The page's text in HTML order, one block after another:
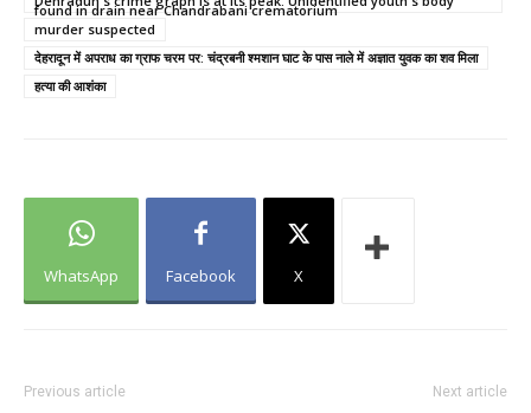
found in drain near Chandrabani crematorium
murder suspected
देहरादून में अपराध का ग्राफ चरम पर: चंद्रबनी श्मशान घाट के पास नाले में अज्ञात युवक का शव मिला
हत्या की आशंका
WhatsApp Facebook X
Previous article Next article